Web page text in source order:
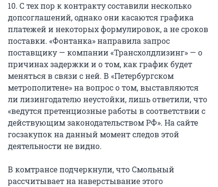
10. C тех пор к контракту составили несколько
допсоглашений, однако они касаются графика
платежей и некоторых формулировок, а не сроков
поставки. «Фонтанка» направила запрос
поставщику — компании «Трансхолдлизинг» — о
причинах задержки и о том, как график будет
меняться в связи с ней. В «Петербургском
метрополитене» на вопрос о том, выставляются
ли лизингодателю неустойки, лишь ответили, что
«ведутся претенциозные работы в соответствии с
действующим законодательством РФ». На сайте
госзакупок на данный момент следов этой
деятельности не видно.
В комтрансе подчеркнули, что Смольный
рассчитывает на наверстывание этого